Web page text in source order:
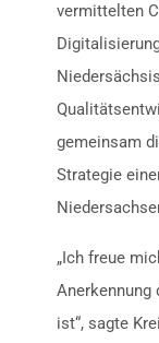
vermittelten
gemeinsam
Strategie
„Ich freue
Anerkennung
ist“, sagte